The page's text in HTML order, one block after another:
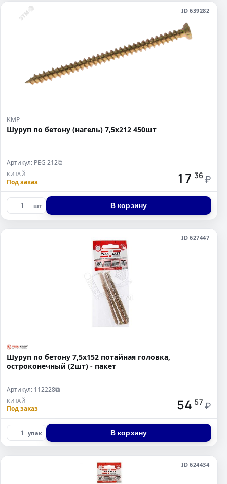
ID 639282
KMP
Шуруп по бетону (нагель) 7,5x212 450шт
Артикул: PEG 212⧉
КИТАЙ
Под заказ 17 36 ₽
шт В корзину
ID 627447
Шуруп по бетону 7,5х152 потайная головка,
остроконечный (2шт) - пакет
Артикул: 112228⧉
КИТАЙ
Под заказ 54 57 ₽
упак В корзину
ID 624434